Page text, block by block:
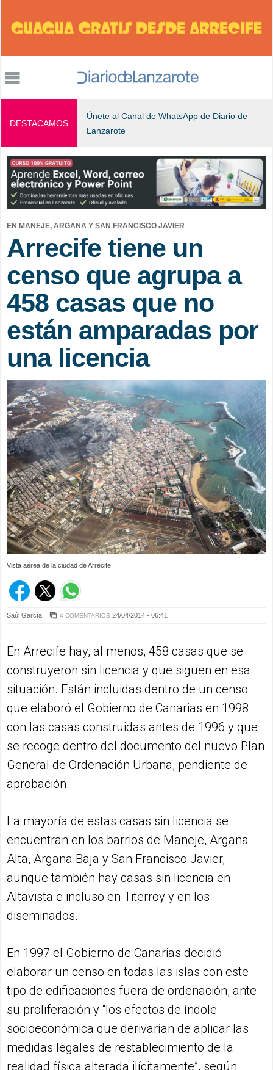
DESTACAMOS
Únete al Canal de WhatsApp de Diario de
Lanzarote
EN MANEJE, ARGANA Y SAN FRANCISCO JAVIER
Arrecife tiene un
censo que agrupa a
458 casas que no
están amparadas por
una licencia
Vista aérea de la ciudad de Arrecife.
Saúl García 4 COMENTARIOS 24/04/2014 - 06:41
En Arrecife hay, al menos, 458 casas que se
construyeron sin licencia y que siguen en esa
situación. Están incluidas dentro de un censo
que elaboró el Gobierno de Canarias en 1998
con las casas construidas antes de 1996 y que
se recoge dentro del documento del nuevo Plan
General de Ordenación Urbana, pendiente de
aprobación.
La mayoría de estas casas sin licencia se
encuentran en los barrios de Maneje, Argana
Alta, Argana Baja y San Francisco Javier,
aunque también hay casas sin licencia en
Altavista e incluso en Titerroy y en los
diseminados.
En 1997 el Gobierno de Canarias decidió
elaborar un censo en todas las islas con este
tipo de edificaciones fuera de ordenación, ante
su proliferación y “los efectos de índole
socioeconómica que derivarían de aplicar las
medidas legales de restablecimiento de la
realidad física alterada ilícitamente”, según